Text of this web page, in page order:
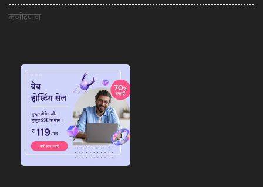
मनोरंजन